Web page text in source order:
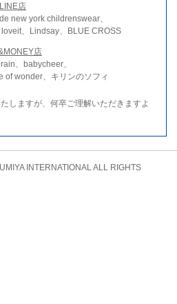
店
new york childrenswear、
、Lindsay、BLUE CROSS
店
、babycheer、
of wonder、キリンのソフィ
しますが、何卒ご理解いただきますよ